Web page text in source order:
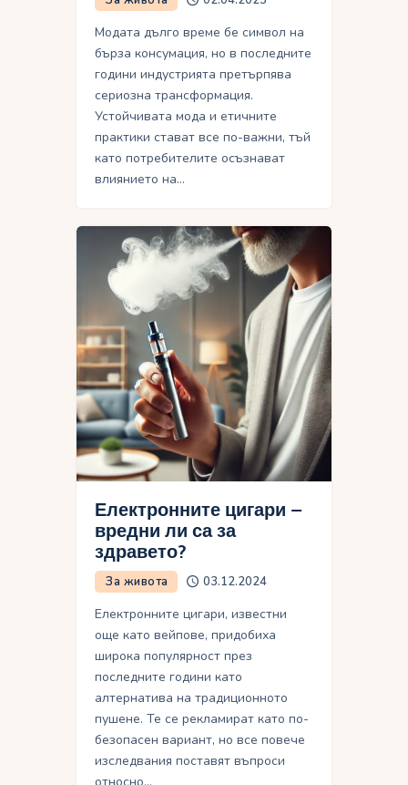
Модата дълго време бе символ на
бърза консумация, но в последните
години индустрията претърпява
сериозна трансформация.
Устойчивата мода и етичните
практики стават все по-важни, тъй
като потребителите осъзнават
влиянието на…
Електронните цигари –
вредни ли са за
здравето?
За живота 03.12.2024
Електронните цигари, известни
още като вейпове, придобиха
широка популярност през
последните години като
алтернатива на традиционното
пушене. Те се рекламират като по-
безопасен вариант, но все повече
изследвания поставят въпроси